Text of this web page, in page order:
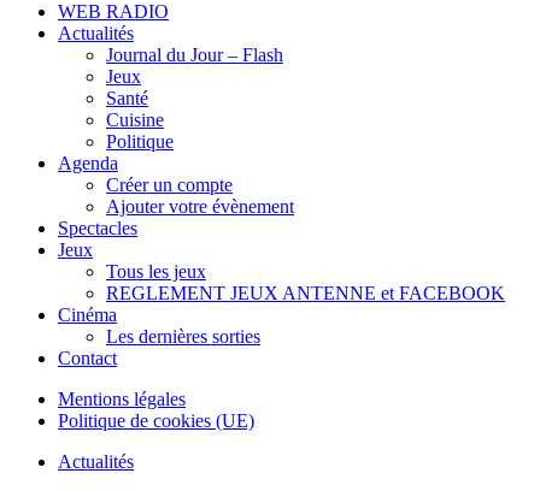
WEB RADIO
Actualités
Journal du Jour – Flash
Jeux
Santé
Cuisine
Politique
Agenda
Créer un compte
Ajouter votre évènement
Spectacles
Jeux
Tous les jeux
REGLEMENT JEUX ANTENNE et FACEBOOK
Cinéma
Les dernières sorties
Contact
Mentions légales
Politique de cookies (UE)
Actualités